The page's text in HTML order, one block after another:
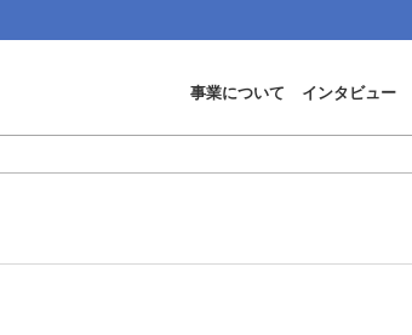
事業について インタビュー